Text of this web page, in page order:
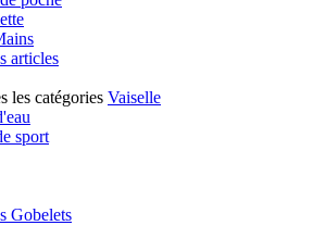
articles
les catégories Vaiselle
sport
Gobelets